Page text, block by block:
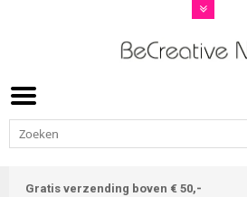
Gratis verzending boven € 50,-